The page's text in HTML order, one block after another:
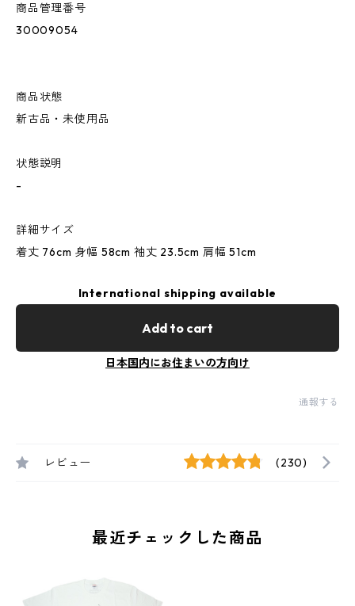
商品管理番号
30009054
商品状態
新古品・未使用品
状態説明
-
詳細サイズ
着丈 76cm 身幅 58cm 袖丈 23.5cm 肩幅 51cm
International shipping available
Add to cart
日本国内にお住まいの方向け
通報する
レビュー (230)
最近チェックした商品